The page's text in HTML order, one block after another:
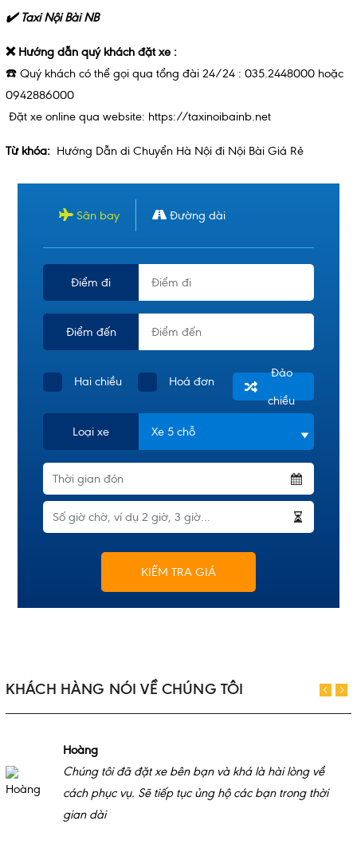
✔️ Taxi Nội Bài NB
❌Hướng dẫn quý khách đặt xe :
☎️ Quý khách có thể gọi qua tổng đài 24/24 : 035.2448000 hoặc
0942886000
Đặt xe online qua website: https://taxinoibainb.net
Từ khóa: Hướng Dẫn di Chuyển Hà Nội đi Nội Bài Giá Rẻ
Sân bay Đường dài
Điểm đi
Điểm đến
Hai chiều Hoá đơn
Đảo
chiều
Loại xe
KIỂM TRA GIÁ
KHÁCH HÀNG NÓI VỀ CHÚNG TÔI
Hoàng
Chúng tôi đã đặt xe bên bạn và khá là hài lòng về
cách phục vụ. Sẽ tiếp tục ủng hộ các bạn trong thời
gian dài